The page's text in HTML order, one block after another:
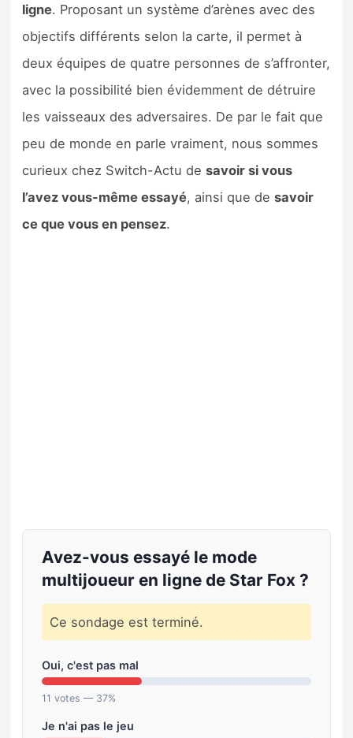
Guides
ligne. Proposant un système d’arènes avec des
objectifs différents selon la carte, il permet à
deux équipes de quatre personnes de s’affronter,
avec la possibilité bien évidemment de détruire
les vaisseaux des adversaires. De par le fait que
peu de monde en parle vraiment, nous sommes
curieux chez Switch-Actu desavoir si vous
l’avez vous-même essayé, ainsi que desavoir
ce que vous en pensez.
Avez-vous essayé le mode
multijoueur en ligne de Star Fox ?
Ce sondage est terminé.
Oui, c'est pas mal
11 votes — 37%
Je n'ai pas le jeu